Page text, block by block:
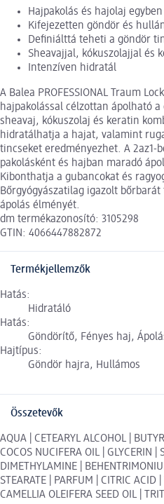
Hajpakolás és hajolaj egyben
Kifejezetten göndör és
Definiálttá teheti a göndör
Sheavajjal, kókuszolajjal és
Intenzíven hidratál
A Balea PROFESSIONAL Traum
hajpakolással célzottan ápolható
sheavaj, kókuszolaj és keratin
hidratálhatja a hajat, valamint
tincseket eredményezhet. A 2az1-
pakolásként és hajban maradó
Kibonthatja a gubancokat és
Bőrgyógyászatilag igazolt
ápolás élményét.
dm termékazonosító: 3105298
GTIN: 4066447882872
Termékjellemzők
Hatás:
Hidratáló
Hatás:
Göndörítő, Fényes haj,
Hajtípus:
Göndör hajra, Hullámos
Összetevők
AQUA | CETEARYL ALCOHOL |
COCOS NUCIFERA OIL | GLYCERIN |
DIMETHYLAMINE |
STEARATE | PARFUM | CITRIC ACID
CAMELLIA OLEIFERA SEED OIL |